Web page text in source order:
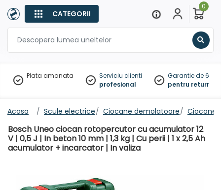
CATEGORII
0
Plata amanata
Serviciu clienti
profesional
Garantie de 60
pentru
Acasa Scule electrice Ciocane demolatoare Ciocane
Bosch Uneo ciocan rotopercutor cu acumulator 12
V | 0,5 J | In beton 10 mm | 1,3 kg | Cu perii | 1 x 2,5 Ah
acumulator + incarcator | In valiza